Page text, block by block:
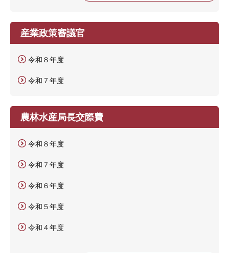
産業政策審議官
令和８年度
令和７年度
農林水産局長交際費
令和８年度
令和７年度
令和６年度
令和５年度
令和４年度